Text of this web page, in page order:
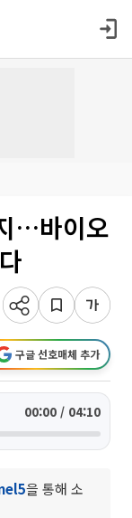
…바이오
구글 선호매체 추가
00:00 / 04:10
을 통해 소